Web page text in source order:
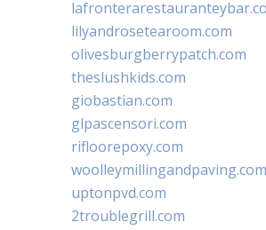
lilyandrosetearoom.com
olivesburgberrypatch.com
theslushkids.com
giobastian.com
glpascensori.com
rifloorepoxy.com
woolleymillingandpaving.com
uptonpvd.com
2troublegrill.com